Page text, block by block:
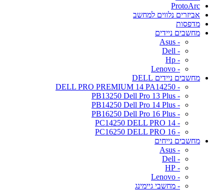
ProtoArc
אביזרים נלווים למחשב
מדפסות
מחשבים ניידים
- Asus
- Dell
- Hp
- Lenovo
מחשבים ניידים DELL
- DELL PRO PREMIUM 14 PA14250
- PB13250 Dell Pro 13 Plus
- PB14250 Dell Pro 14 Plus
- PB16250 Dell Pro 16 Plus
- PC14250 DELL PRO 14
- PC16250 DELL PRO 16
מחשבים נייחים
- Asus
- Dell
- HP
- Lenovo
- מחשבי גיימינג